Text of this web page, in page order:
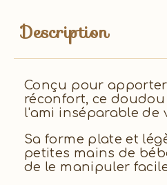
Description
Conçu pour
réconfort, ce
l'ami inséparable de
Sa forme plate et
petites mains de
de le manipuler